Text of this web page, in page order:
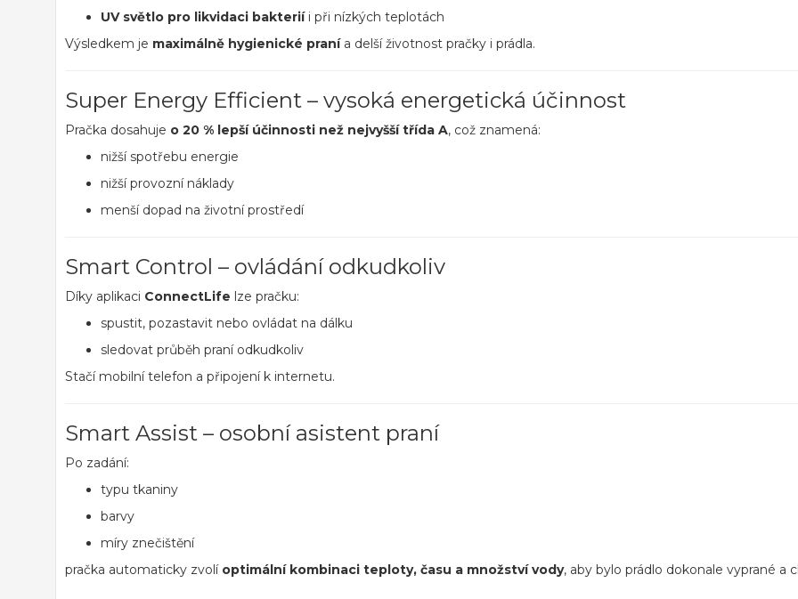
UV světlo pro likvidaci bakteriíi při nízkých teplotách
Výsledkem je maximálně hygienické pranía delší životnost pračky i prádla.
Super Energy Efficient – vysoká energetická účinnost
Pračka dosahuje o 20 % lepší účinnosti než nejvyšší třída A, což znamená:
nižší spotřebu energie
nižší provozní náklady
menší dopad na životní prostředí
Smart Control – ovládání odkudkoliv
Díky aplikaci ConnectLife lze pračku:
spustit, pozastavit nebo ovládat na dálku
sledovat průběh praní odkudkoliv
Stačí mobilní telefon a připojení k internetu.
Smart Assist – osobní asistent praní
Po zadání:
typu tkaniny
barvy
míry znečištění
pračka automaticky zvolí optimální kombinaci teploty, času a množství vody, aby bylo prádlo dokonale vyprané a